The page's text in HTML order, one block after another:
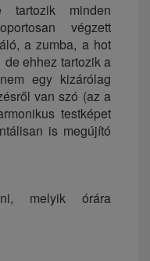
tartozik minden
végzett
a zumba, a hot
ehhez tartozik a
egy kizárólag
van szó (az a
testképet
is megújító
melyik órára